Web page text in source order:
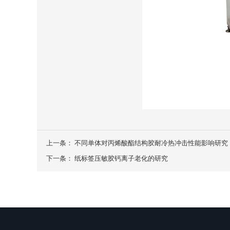
上一条： 不同单体对丙烯酸酯结构胶耐冷热冲击性能影响研究
下一条： 纸标签压敏胶钙离子老化的研究